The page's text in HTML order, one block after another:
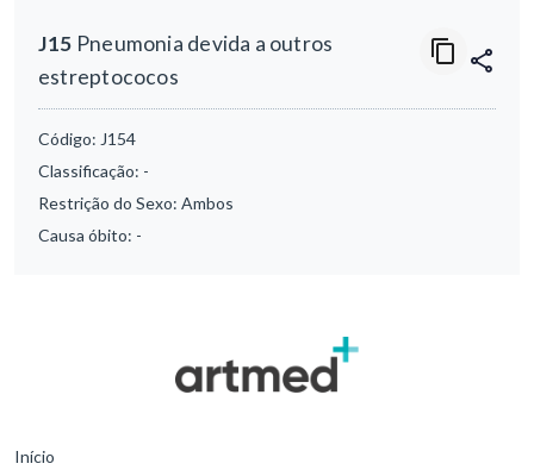
J15 Pneumonia devida a outros
estreptococos
Código: J154
Classificação: -
Restrição do Sexo: Ambos
Causa óbito: -
Início